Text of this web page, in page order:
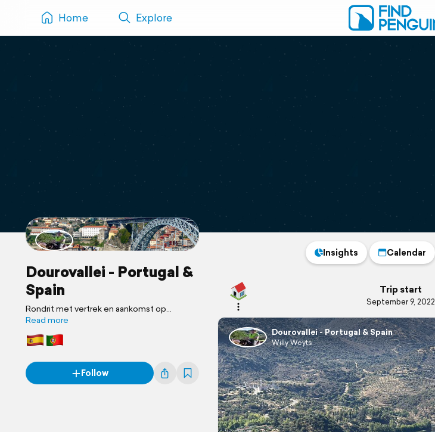
Home Explore
Dourovallei - Portugal &
Spain
Rondrit met vertrek en aankomst op
luchthaven in Porto
Read more
Follow
Insights Calendar
Trip start
September 9, 2022
Dourovallei - Portugal & Spain
Willy Weyts